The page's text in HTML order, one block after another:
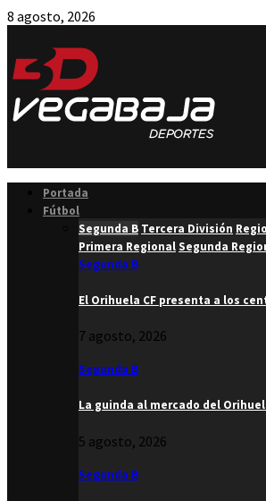
8 agosto, 2026
Portada
Fútbol
Segunda B Tercera División
Primera RegionalSegunda
Segunda B
El Orihuela CF presenta a los
7 agosto, 2026
Segunda B
La guinda al mercado del
5 agosto, 2026
Segunda B